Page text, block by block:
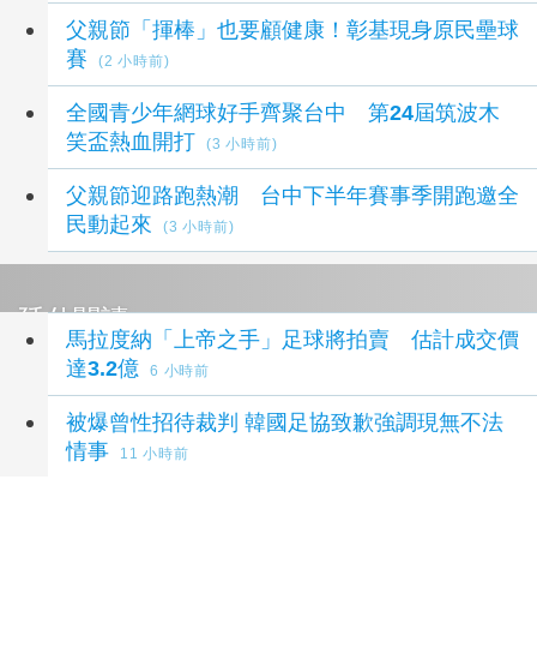
父親節「揮棒」也要顧健康！彰基現身原民壘球
賽
(2 小時前)
全國青少年網球好手齊聚台中 第24屆筑波木
笑盃熱血開打
(3 小時前)
父親節迎路跑熱潮 台中下半年賽事季開跑邀全
民動起來
(3 小時前)
延伸閱讀
馬拉度納「上帝之手」足球將拍賣 估計成交價
達3.2億
6 小時前
被爆曾性招待裁判 韓國足協致歉強調現無不法
情事
11 小時前